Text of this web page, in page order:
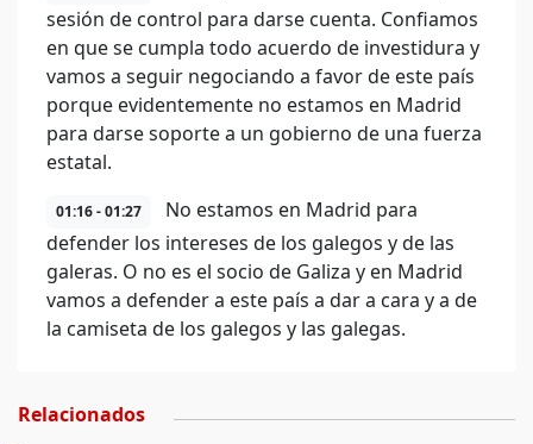
sesión de control para darse cuenta. Confiamos
en que se cumpla todo acuerdo de investidura y
vamos a seguir negociando a favor de este país
porque evidentemente no estamos en Madrid
para darse soporte a un gobierno de una fuerza
estatal.
01:16 - 01:27
No estamos en Madrid para
defender los intereses de los galegos y de las
galeras. O no es el socio de Galiza y en Madrid
vamos a defender a este país a dar a cara y a de
la camiseta de los galegos y las galegas.
Relacionados